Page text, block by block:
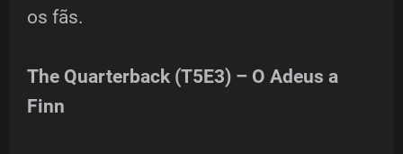
os fãs.
The Quarterback (T5E3) – O Adeus a
Finn